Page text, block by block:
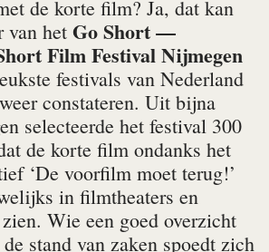
de korte film? Ja, dat kan
van het Go Short —
Film Festival Nijmegen
festivals van Nederland
constateren. Uit bijna
selecteerde het festival 300
de korte film ondanks het
‘De voorfilm moet terug!’
in filmtheaters en
Wie een goed overzicht
stand van zaken spoedt zich